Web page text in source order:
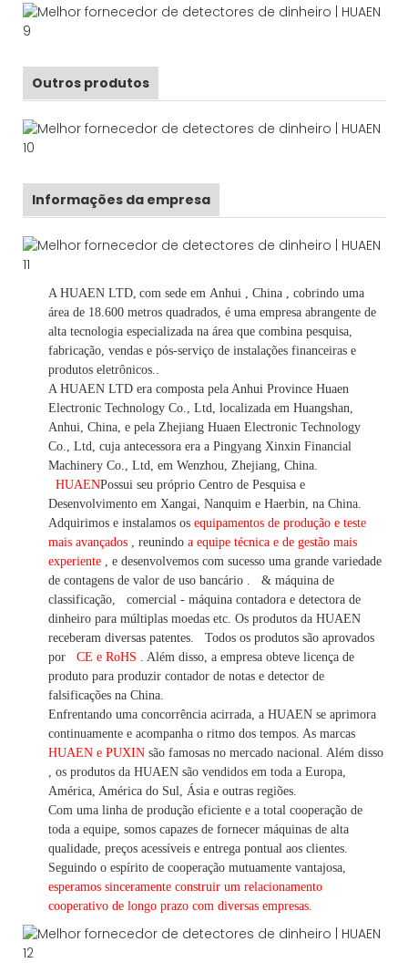
Outros produtos
Informações da empresa
A HUAEN LTD, com sede em Anhui , China
, cobrindo uma
área de 18.600 metros quadrados, é uma empresa abrangente de
alta tecnologia especializada na área que combina pesquisa,
fabricação, vendas e pós-serviço de instalações financeiras e
produtos eletrônicos.
A HUAEN LTD era composta pela Anhui Province Huaen
Electronic Technology Co., Ltd, localizada em Huangshan,
Anhui, China, e pela Zhejiang Huaen Electronic Technology
Co., Ltd, cuja antecessora era a Pingyang Xinxin Financial
Machinery Co., Ltd, em Wenzhou, Zhejiang, China.
HUAENPossui seu próprio Centro de Pesquisa e
Desenvolvimento em Xangai, Nanquim e Haerbin, na China.
Adquirimos e instalamos os equipamentos de produção e teste
mais avançados , reunindo a equipe técnica e de gestão mais
experiente
e desenvolvemos com sucesso uma grande variedade
de contagens de valor de uso bancário
& máquina de
classificação,
comercial - máquina contadora e detectora de
dinheiro para múltiplas moedas etc. Os produtos da HUAEN
receberam diversas patentes.
Todos os produtos são aprovados
por
CE e RoHS . Além disso, a empresa obteve licença de
produto para produzir contador de notas e detector de
falsificações na China.
Enfrentando uma concorrência acirrada, a HUAEN se aprimora
continuamente e acompanha o ritmo dos tempos. As marcas
HUAEN e PUXIN são famosas no mercado nacional. Além disso
os produtos da HUAEN são vendidos em toda a Europa,
América, América do Sul, Ásia e outras regiões.
Com uma linha de produção eficiente e a total cooperação de
toda a equipe, somos capazes de fornecer máquinas de alta
qualidade, preços acessíveis e entrega pontual aos clientes.
Seguindo o espírito de cooperação mutuamente vantajosa,
esperamos sinceramente construir um relacionamento
cooperativo de longo prazo com diversas empresas.